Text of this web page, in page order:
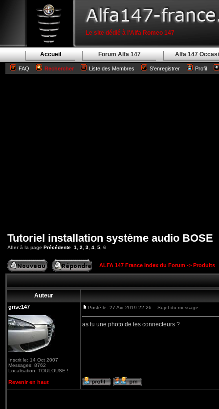
Le site dédié à l'Alfa Romeo 147
Accueil Forum Alfa 147 Alfa 147
FAQ Rechercher Liste des Membres S'enregistrer Profil
Tutoriel installation système audio BOSE
Aller à la page Précédente 1 2 3 4 5 6
ALFA 147 France Index du Forum -> Produits
Auteur
grise147
Inscrit le: 14 Oct 2007
Messages: 8762
Localisation: TOULOUSE !
Posté le: 27 Avr 2019 22:26 Sujet du message:
as tu une photo de tes connecteurs ?
Revenir en haut